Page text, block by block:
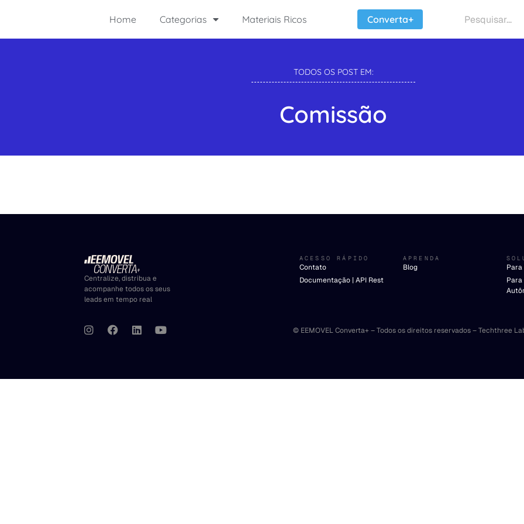
Home Categorias Materiais Ricos Converta+
TODOS OS POST EM:
Comissão
Centralize, distribua e
acompanhe todos os seus
leads em tempo real
ACESSO RÁPIDO
Contato
Documentação | API Rest
APRENDA
Blog
© EEMOVEL Converta+ – Todos os direitos reservados – Techthree